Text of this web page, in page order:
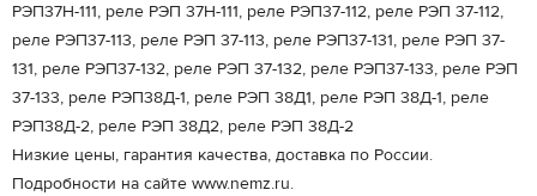
РЭП37Н-111, реле РЭП 37Н-111, реле РЭП37-112, реле РЭП 37-112,
реле РЭП37-113, реле РЭП 37-113, реле РЭП37-131, реле РЭП 37-
131, реле РЭП37-132, реле РЭП 37-132, реле РЭП37-133, реле РЭП
37-133, реле РЭП38Д-1, реле РЭП 38Д1, реле РЭП 38Д-1, реле
РЭП38Д-2, реле РЭП 38Д2, реле РЭП 38Д-2
Низкие цены, гарантия качества, доставка по России.
Подробности на сайте www.nemz.ru.